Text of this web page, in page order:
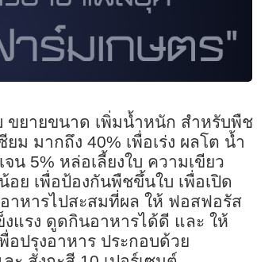
ขยายขนาด เพิ่มน้ำหนัก สำหรับพืช
ม มากถึง 40% เพื่อเร่ง ผลโต น้ำ
5% หล่อเลี้ยงใบ ความเขียว
อย เพื่อป้องกันพืชขึ้นใบ เพื่อเปิด
าหารไปสะสมที่ผล ให้ ฟอสฟอรัส
งแรง ดูดกินอาหารได้ดี และ ให้
อปรุงอาหาร ประกอบด้วย